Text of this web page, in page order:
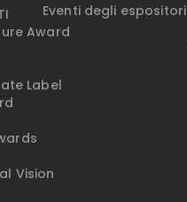
Award
Label
Vision
Eventi degli espositori